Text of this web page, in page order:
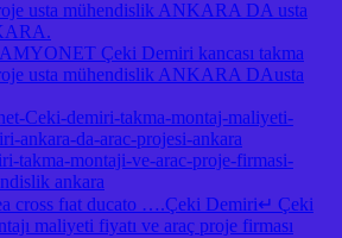
usta mühendislik ANKARA DA usta
Çeki Demiri kancası takma
usta mühendislik ANKARA DAusta
Ceki-demiri-takma-montaj-maliyeti-
ankara-da-arac-projesi-ankara
takma-montaji-ve-arac-proje-firmasi-
ankara
cross fıat ducato ….Çeki Demiri↵ Çeki
maliyeti fiyatı ve araç proje firması